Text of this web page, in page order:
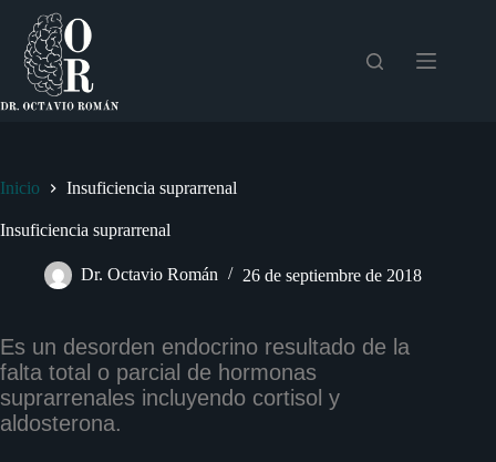
contenido
Inicio Insuficiencia suprarrenal
Insuficiencia suprarrenal
Dr. Octavio Román 26 de septiembre de 2018
Es un desorden endocrino resultado de la
falta total o parcial de hormonas
suprarrenales incluyendo cortisol y
aldosterona.